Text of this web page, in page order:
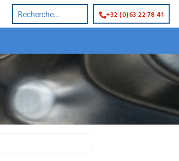
+32 (0)63 22 78 41